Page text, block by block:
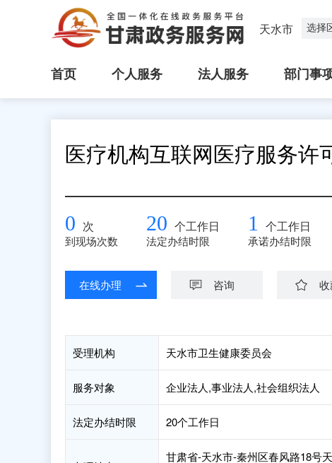
天水市 选择
首页 个人服务 法人服务 部门事
医疗机构互联网医疗服务许
0 次
到现场次数
20 个工作日
法定办结时限
1 个工作日
承诺办结时限
在线办理 咨询
受理机构 天水市卫生健康委员会
服务对象 企业法人,事业法人,社会组织法人
法定办结时限 20个工作日
甘肃省-天水市-秦州区春风路18号